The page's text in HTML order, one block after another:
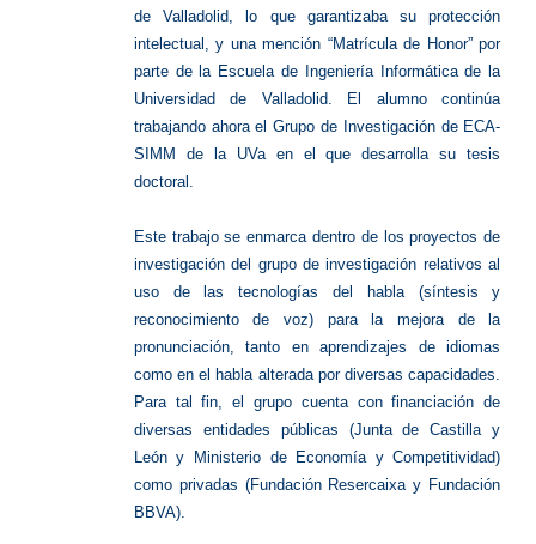
de Valladolid, lo que garantizaba su protección
intelectual, y una mención “Matrícula de Honor” por
parte de la Escuela de Ingeniería Informática de la
Universidad de Valladolid. El alumno continúa
trabajando ahora el Grupo de Investigación de ECA-
SIMM de la UVa en el que desarrolla su tesis
doctoral.
Este trabajo se enmarca dentro de los proyectos de
investigación del grupo de investigación relativos al
uso de las tecnologías del habla (síntesis y
reconocimiento de voz) para la mejora de la
pronunciación, tanto en aprendizajes de idiomas
como en el habla alterada por diversas capacidades.
Para tal fin, el grupo cuenta con financiación de
diversas entidades públicas (Junta de Castilla y
León y Ministerio de Economía y Competitividad)
como privadas (Fundación Resercaixa y Fundación
BBVA).